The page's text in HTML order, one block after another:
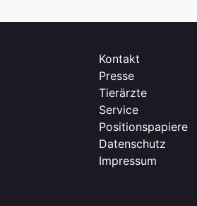
Kontakt
Presse
Tierärzte
Service
Positionspapiere
Datenschutz
Impressum